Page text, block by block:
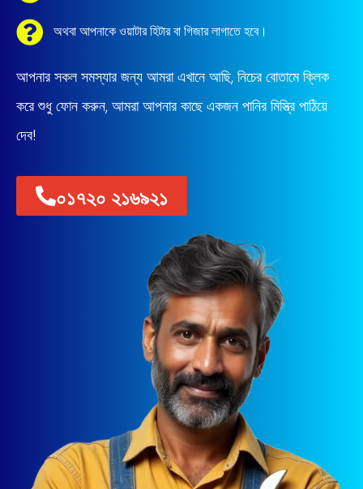
অথবা আপনাকে ওয়াটার হিটার বা গিজার লাগাতে হবে।
আপনার সকল সমস্যার জন্য আমরা এখানে আছি, নিচের বোতামে ক্লিক
করে শুধু ফোন করুন, আমরা আপনার কাছে একজন পানির মিস্ত্রি পাঠিয়ে
দেব!
০১৭২০ ২১৬৯২১